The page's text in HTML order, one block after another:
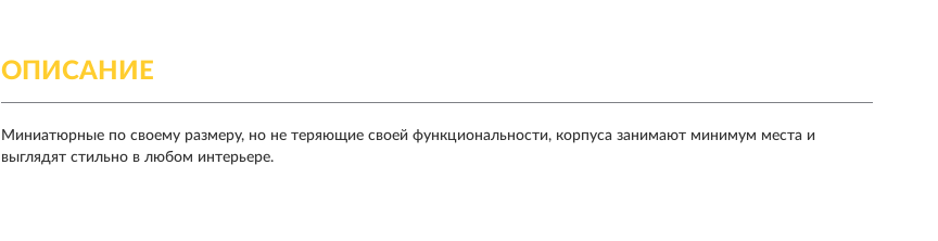
ОПИСАНИЕ
Миниатюрные по своему размеру, но не теряющие своей функциональности, корпуса занимают минимум места и
выглядят стильно в любом интерьере.